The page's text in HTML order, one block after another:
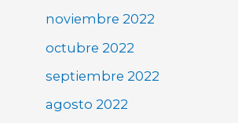
noviembre 2022
octubre 2022
septiembre 2022
agosto 2022